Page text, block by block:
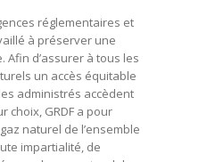
réglementaires et
à préserver une
Afin d’assurer à tous les
un accès équitable
administrés accèdent
choix, GRDF a pour
naturel de l’ensemble
impartialité, de